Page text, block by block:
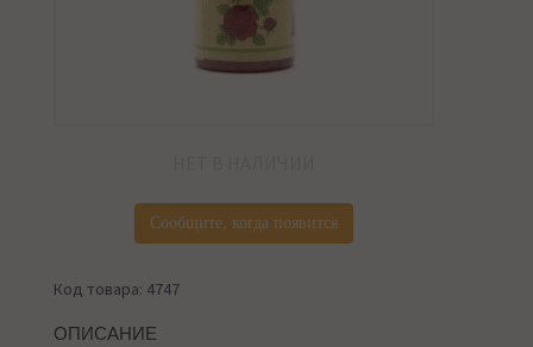
Сообщите, когда появится
Код товара: 4747
ОПИСАНИЕ